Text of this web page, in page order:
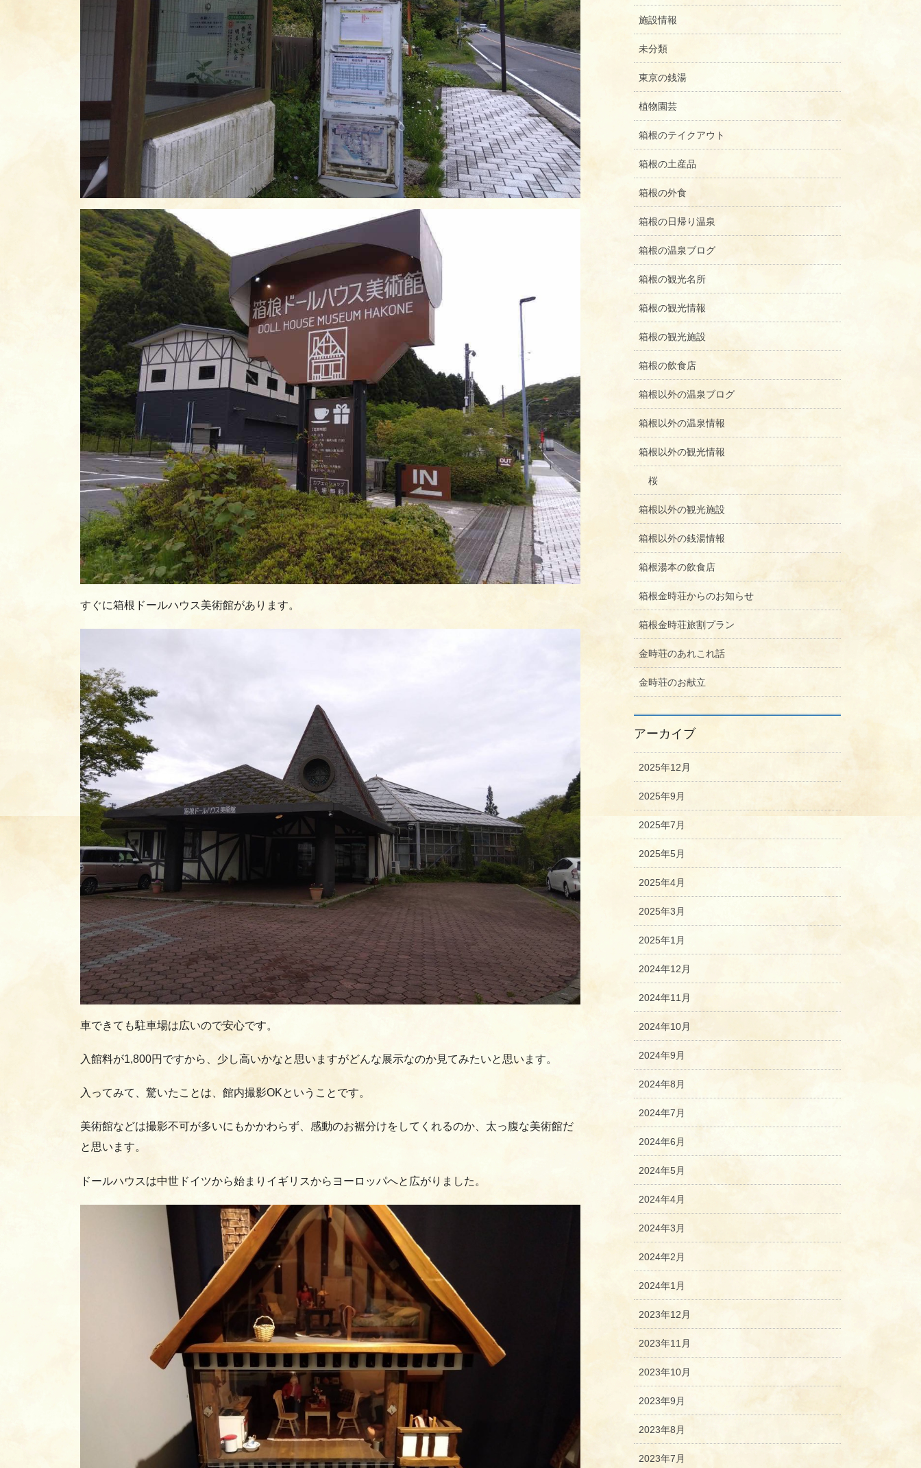
すぐに箱根ドールハウス美術館があります。
車できても駐車場は広いので安心です。
入館料が1,800円ですから、少し高いかなと思いますがどんな展示なのか見てみたいと思います。
入ってみて、驚いたことは、館内撮影OKということです。
美術館などは撮影不可が多いにもかかわらず、感動のお裾分けをしてくれるのか、太っ腹な美術館だ
と思います。
ドールハウスは中世ドイツから始まりイギリスからヨーロッパへと広がりました。
施設情報
未分類
東京の銭湯
植物園芸
箱根のテイクアウト
箱根の土産品
箱根の外食
箱根の日帰り温泉
箱根の温泉ブログ
箱根の観光名所
箱根の観光情報
箱根の観光施設
箱根の飲食店
箱根以外の温泉ブログ
箱根以外の温泉情報
箱根以外の観光情報
桜
箱根以外の観光施設
箱根以外の銭湯情報
箱根湯本の飲食店
箱根金時荘からのお知らせ
箱根金時荘旅割プラン
金時荘のあれこれ話
金時荘のお献立
アーカイブ
2025年12月
2025年9月
2025年7月
2025年5月
2025年4月
2025年3月
2025年1月
2024年12月
2024年11月
2024年10月
2024年9月
2024年8月
2024年7月
2024年6月
2024年5月
2024年4月
2024年3月
2024年2月
2024年1月
2023年12月
2023年11月
2023年10月
2023年9月
2023年8月
2023年7月